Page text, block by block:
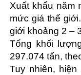
Xuất khẩu năm
mức giá thế
giới khoảng 2 –
Tổng khối
297.074 tấn,
Tuy nhiên,